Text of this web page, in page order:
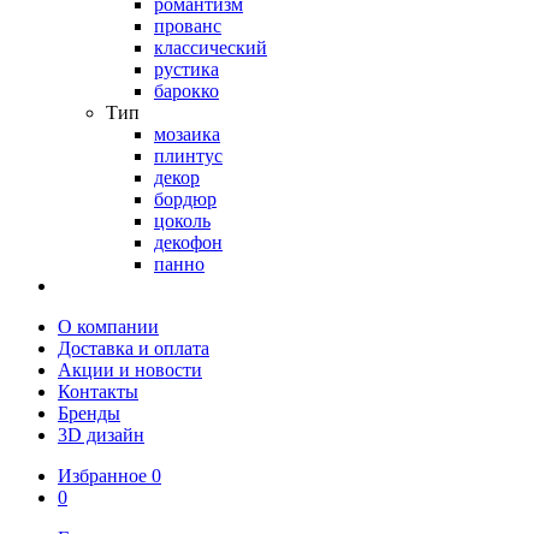
романтизм
прованс
классический
рустика
барокко
Тип
мозаика
плинтус
декор
бордюр
цоколь
декофон
панно
О компании
Доставка и оплата
Акции и новости
Контакты
Бренды
3D дизайн
Избранное 0
0